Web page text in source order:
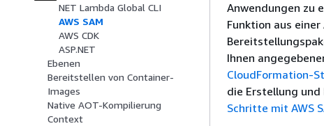
NET Lambda Global CLI
AWS SAM
AWS CDK
ASP.NET
Ebenen
Bereitstellen von Container-
Images
Native AOT-Kompilierung
Context
Anwendungen zu
Funktion aus
Ihnen
CloudFormation-
die Erstellung
Schritte mit AWS